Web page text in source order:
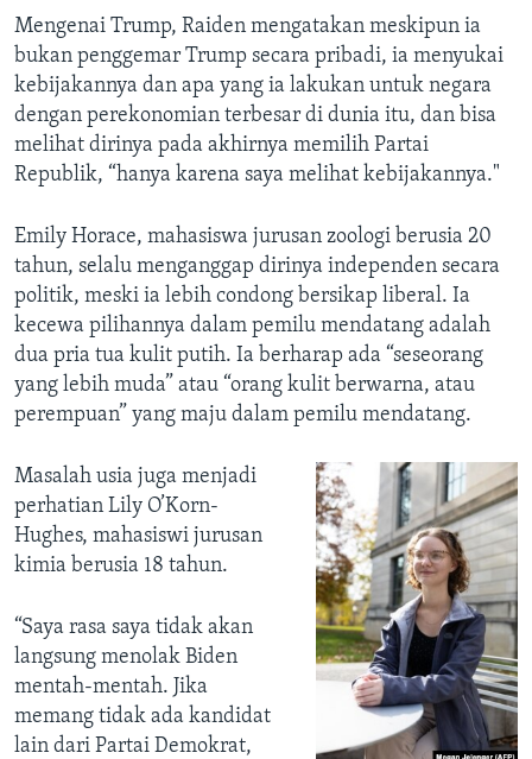
Mengenai Trump, Raiden mengatakan meskipun ia
bukan penggemar Trump secara pribadi, ia menyukai
kebijakannya dan apa yang ia lakukan untuk negara
dengan perekonomian terbesar di dunia itu, dan bisa
melihat dirinya pada akhirnya memilih Partai
Republik, “hanya karena saya melihat kebijakannya."
Emily Horace, mahasiswa jurusan zoologi berusia 20
tahun, selalu menganggap dirinya independen secara
politik, meski ia lebih condong bersikap liberal. Ia
kecewa pilihannya dalam pemilu mendatang adalah
dua pria tua kulit putih. Ia berharap ada “seseorang
yang lebih muda” atau “orang kulit berwarna, atau
perempuan” yang maju dalam pemilu mendatang.
Masalah usia juga menjadi
perhatian Lily O’Korn-
Hughes, mahasiswi jurusan
kimia berusia 18 tahun.
“Saya rasa saya tidak akan
langsung menolak Biden
mentah-mentah. Jika
memang tidak ada kandidat
lain dari Partai Demokrat,